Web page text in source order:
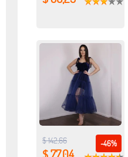
-46%
$ 142,66
$ 77,04